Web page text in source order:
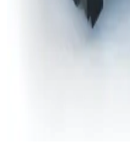
Toner Drum
Temel Parça